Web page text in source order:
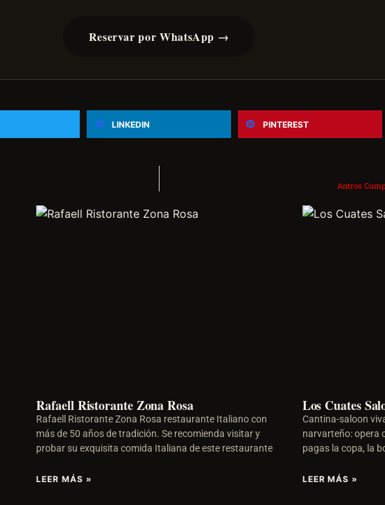
Reservar por WhatsApp →
LINKEDIN PINTEREST
Antros
Rafaell Ristorante Zona Rosa
Rafaell Ristorante Zona Rosa restaurante Italiano con
más de 50 años de tradición. Se recomienda visitar y
probar su exquisita comida Italiana de este restaurante
LEER MÁS »
Los Cuates
Cantina-saloon
narvarteño: opera
pagas la copa, la
LEER MÁS »